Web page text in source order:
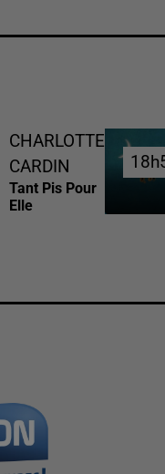
CHARLOTTE
CARDIN
Tant Pis Pour
Elle